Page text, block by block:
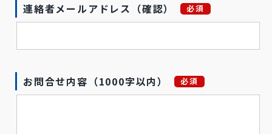
連絡者メールアドレス（確認） 必須
お問合せ内容（1000字以内） 必須